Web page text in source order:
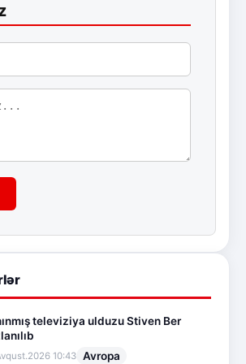
televiziya ulduzu Stiven Ber
10:43 Avropa